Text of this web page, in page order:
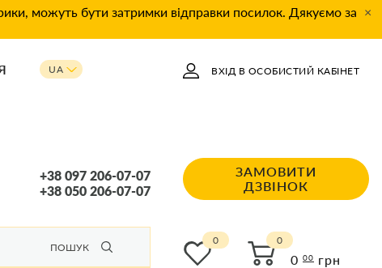
можуть бути затримки відправки посилок. Дякуємо за ×
UA
+38 097 206-07-07
+38 050 206-07-07
ПОШУК
ВХІД В ОСОБИСТИЙ КАБІНЕТ
ЗАМОВИТИ
ДЗВІНОК
0
0 00 грн